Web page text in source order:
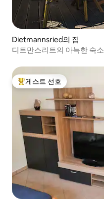
Dietmannsried의 집
디트만스리트의 아늑한 숙소
상위 게스트 선호
게스트 선호